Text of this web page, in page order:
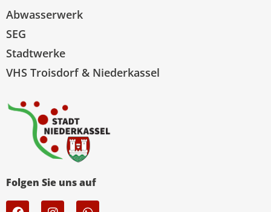
Abwasserwerk
SEG
Stadtwerke
VHS Troisdorf & Niederkassel
Folgen Sie uns auf